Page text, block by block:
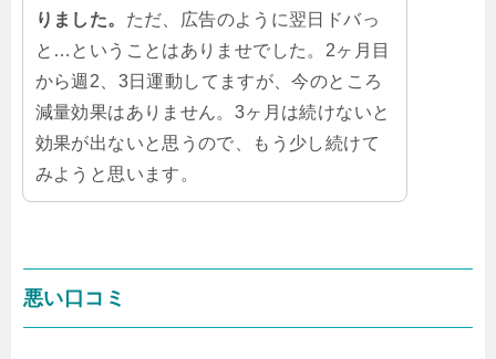
りました。 ただ、広告のように翌日ドバっ
と…ということはありませでした。2ヶ月目
から週2、3日運動してますが、今のところ
減量効果はありません。3ヶ月は続けないと
効果が出ないと思うので、もう少し続けて
みようと思います。
悪い口コミ